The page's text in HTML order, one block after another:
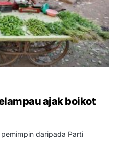
ajak boikot
pemimpin daripada Parti